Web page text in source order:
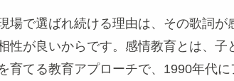
場で選ばれ続ける理由は、その歌詞が
性が良いからです。感情教育とは、
育てる教育アプローチで、1990年代